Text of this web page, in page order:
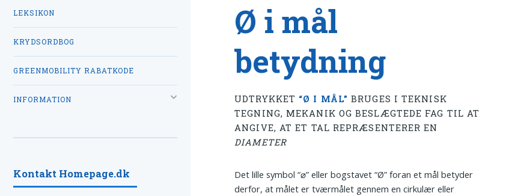
Ø i mål
betydning
UDTRYKKET “Ø I MÅL” BRUGES I TEKNISK
TEGNING, MEKANIK OG BESLÆGTEDE FAG TIL AT
ANGIVE, AT ET TAL REPRÆSENTERER EN
DIAMETER
Det lille symbol “⌀” eller bogstavet “Ø” foran et mål betyder
derfor, at målet er tværmålet gennem en cirkulær eller
LEKSIKON
KRYDSORDBOG
GREENMOBILITY RABATKODE
INFORMATION
Kontakt Homepage.dk